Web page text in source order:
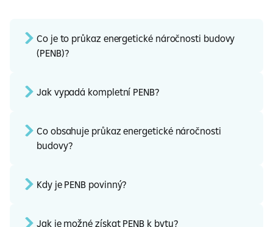
Co je to průkaz energetické náročnosti budovy
(PENB)?
Jak vypadá kompletní PENB?
Co obsahuje průkaz energetické náročnosti
budovy?
Kdy je PENB povinný?
Jak je možné získat PENB k bytu?